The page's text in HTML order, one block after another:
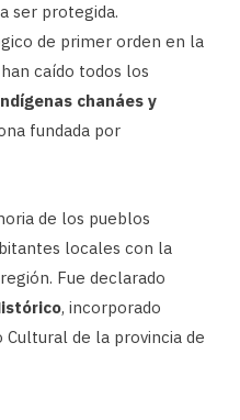
ser protegida.
de primer orden en la
caído todos los
chanáes y
fundada por
de los pueblos
locales con la
Fue declarado
, incorporado
de la provincia de